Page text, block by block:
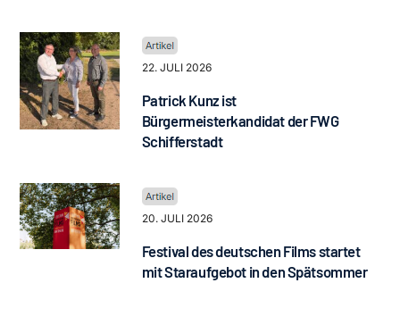
22. JULI 2026
Patrick Kunz ist
Bürgermeisterkandidat der FWG
Schifferstadt
20. JULI 2026
Festival des deutschen Films startet
mit Staraufgebot in den Spätsommer